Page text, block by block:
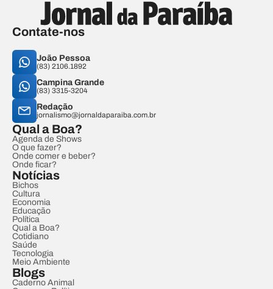
Contate-nos
João Pessoa
(83) 2106.1892
Campina Grande
(83) 3315-3204
Redação
jornalismo@jornaldaparaiba.com.br
Qual a Boa?
Agenda de Shows
O que fazer?
Onde comer e beber?
Onde ficar?
Notícias
Bichos
Cultura
Economia
Educação
Política
Qual a Boa?
Cotidiano
Saúde
Tecnologia
Meio Ambiente
Blogs
Caderno Animal